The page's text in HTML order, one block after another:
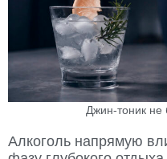
Джин-тоник не
Алкоголь напрямую